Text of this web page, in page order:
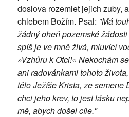
doslova rozemlet jejich zuby,
chlebem Božím. Psal: "Má
žádný oheň pozemské
spíš je ve mně živá, mluvící
»Vzhůru k Otci!« Nekochám
ani radovánkami tohoto
tělo Ježíše Krista, ze semene
chci jeho krev, to jest lásku
mě, abych došel cíle."